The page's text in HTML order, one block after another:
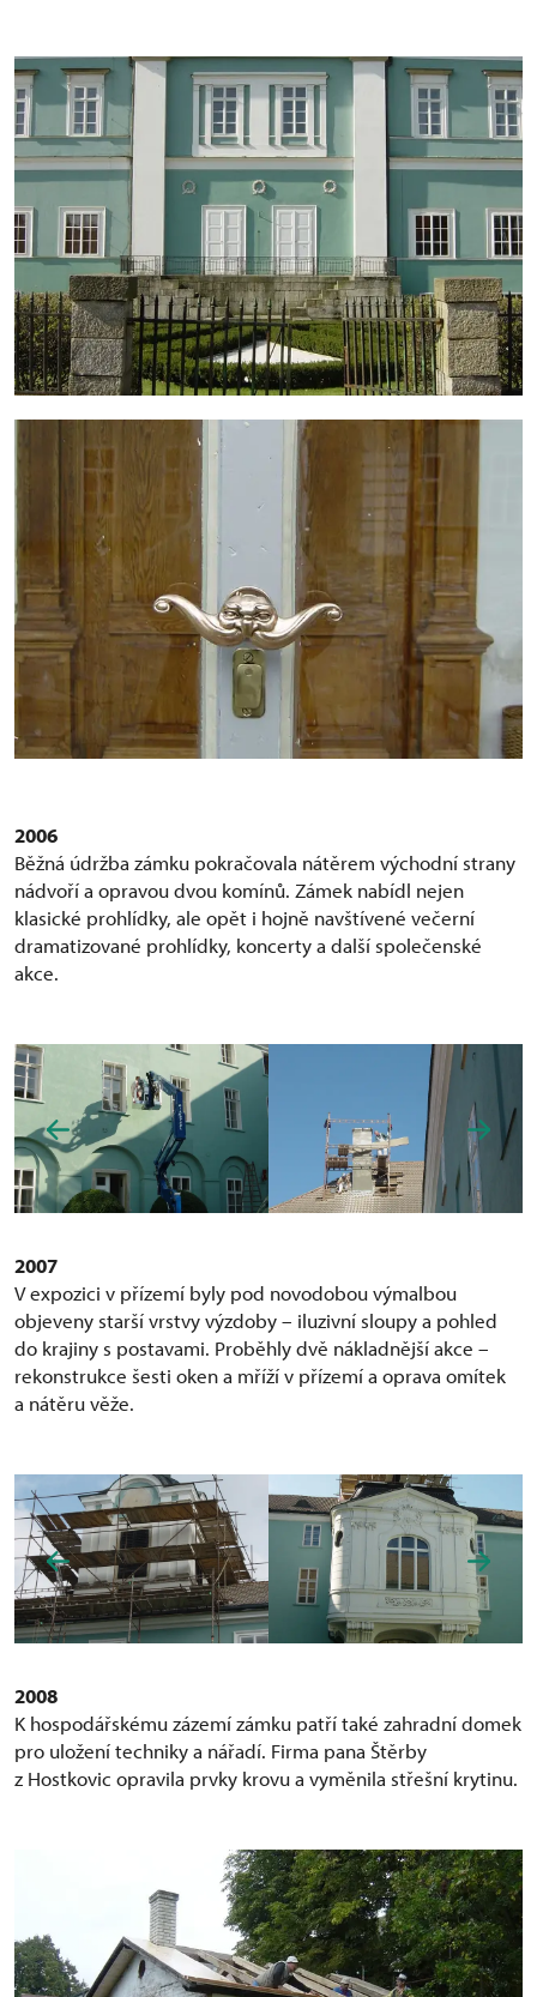
2006
Běžná údržba zámku pokračovala nátěrem východní strany
nádvoří a opravou dvou komínů. Zámek nabídl nejen
klasické prohlídky, ale opět i hojně navštívené večerní
dramatizované prohlídky, koncerty a další společenské
akce.
2007
V expozici v přízemí byly pod novodobou výmalbou
objeveny starší vrstvy výzdoby – iluzivní sloupy a pohled
do krajiny s postavami. Proběhly dvě nákladnější akce –
rekonstrukce šesti oken a mříží v přízemí a oprava omítek
a nátěru věže.
2008
K hospodářskému zázemí zámku patří také zahradní domek
pro uložení techniky a nářadí. Firma pana Štěrby
z Hostkovic opravila prvky krovu a vyměnila střešní krytinu.